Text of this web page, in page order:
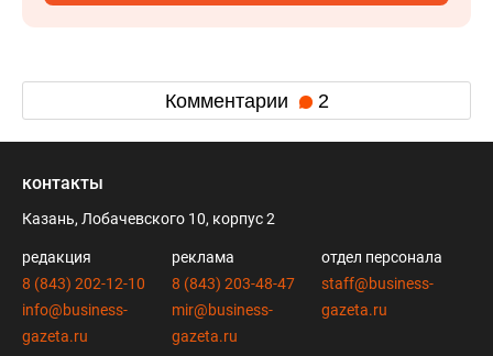
Комментарии 2
контакты
Казань, Лобачевского 10, корпус 2
редакция
8 (843) 202-12-10
info@business-
gazeta.ru
реклама
8 (843) 203-48-47
mir@business-
gazeta.ru
отдел персонала
staff@business-
gazeta.ru